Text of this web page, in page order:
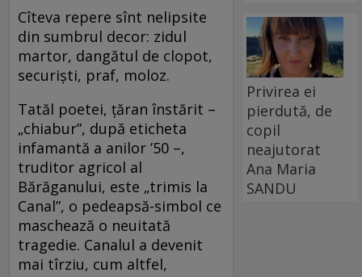
Cîteva repere sînt nelipsite
din sumbrul decor: zidul
martor, dangătul de clopot,
securiști, praf, moloz.
Tatăl poetei, țăran înstărit –
„chiabur”, după eticheta
infamantă a anilor ʼ50 –,
truditor agricol al
Bărăganului, este „trimis la
Canal”, o pedeapsă-simbol ce
maschează o neuitată
tragedie. Canalul a devenit
mai tîrziu, cum altfel,
Privirea ei
pierdută, de
copil
neajutorat
Ana Maria
SANDU